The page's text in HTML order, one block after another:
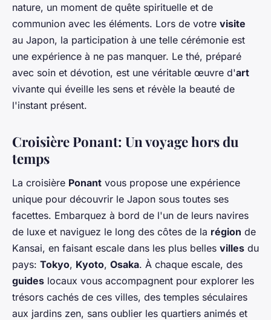
nature, un moment de quête spirituelle et de
communion avec les éléments. Lors de votre visite
au Japon, la participation à une telle cérémonie est
une expérience à ne pas manquer. Le thé, préparé
avec soin et dévotion, est une véritable œuvre d'art
vivante qui éveille les sens et révèle la beauté de
l'instant présent.
Croisière Ponant: Un voyage hors du
temps
La croisière Ponant vous propose une expérience
unique pour découvrir le Japon sous toutes ses
facettes. Embarquez à bord de l'un de leurs navires
de luxe et naviguez le long des côtes de la région de
Kansai, en faisant escale dans les plus belles villes du
pays: Tokyo, Kyoto, Osaka. À chaque escale, des
guides locaux vous accompagnent pour explorer les
trésors cachés de ces villes, des temples séculaires
aux jardins zen, sans oublier les quartiers animés et